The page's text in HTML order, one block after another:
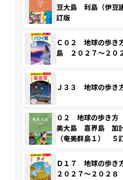
豆大島 利島（伊豆
訂版
Ｃ０２ 地球の歩き
島 ２０２７～２０
Ｊ３３ 地球の歩き
０２ 地球の歩き
美大島 喜界島 加
（奄美群島１） ５
Ｄ１７ 地球の歩
２０２７～２０２８